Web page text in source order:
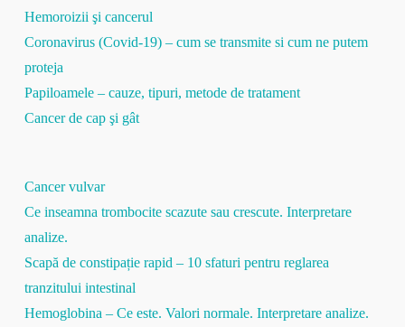
Hemoroizii şi cancerul
Coronavirus (Covid-19) – cum se transmite si cum ne putem
proteja
Papiloamele – cauze, tipuri, metode de tratament
Cancer de cap şi gât
Cancer vulvar
Ce inseamna trombocite scazute sau crescute. Interpretare
analize.
Scapă de constipație rapid – 10 sfaturi pentru reglarea
tranzitului intestinal
Hemoglobina – Ce este. Valori normale. Interpretare analize.